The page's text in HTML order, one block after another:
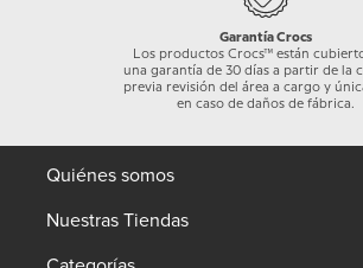
Garantía Crocs
Los productos Crocs™ están
una garantía de 30 días a partir de la
previa revisión del área a cargo y
en caso de daños de fábrica.
Quiénes somos
Nuestras Tiendas